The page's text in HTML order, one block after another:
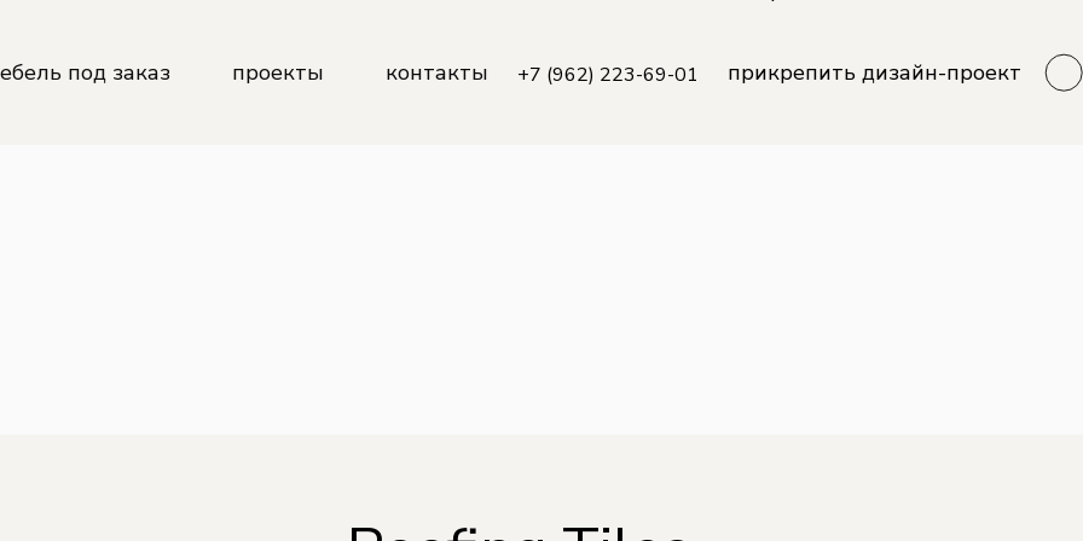
под заказ проекты контакты +7 (962) 223-69-01 прикрепить дизайн-проект